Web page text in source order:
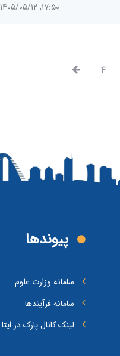
۱۷:۵۰, ۱۴۰۵/۰۵/۱۲
۴
پیوند‌ها
سامانه وزارت علوم
سامانه فرآیندها
لینک کانال پارک در ایتا